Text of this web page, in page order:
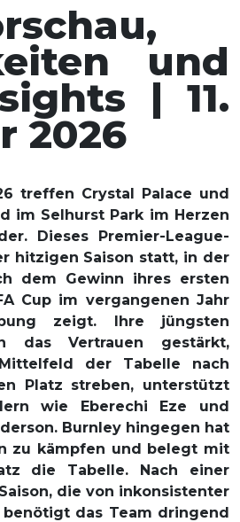
und
| 11.
2026
treffen Crystal Palace und
im Selhurst Park im Herzen
Dieses Premier-League-
hitzigen Saison statt, in der
dem Gewinn ihres ersten
Cup im vergangenen Jahr
zeigt. Ihre jüngsten
das Vertrauen gestärkt,
der Tabelle nach
Platz streben, unterstützt
wie Eberechi Eze und
Burnley hingegen hat
zu kämpfen und belegt mit
die Tabelle. Nach einer
die von inkonsistenter
das Team dringend